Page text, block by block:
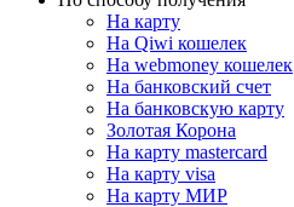
На карту
На Qiwi кошелек
На webmoney кошелек
На банковский счет
На банковскую карту
Золотая Корона
На карту mastercard
На карту visa
На карту МИР